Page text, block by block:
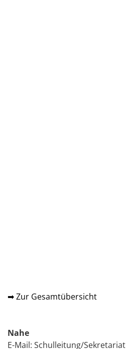
➡ Zur Gesamtübersicht
Nahe
E-Mail: Schulleitung/Sekretariat